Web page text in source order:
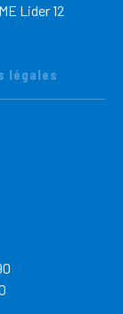
légales